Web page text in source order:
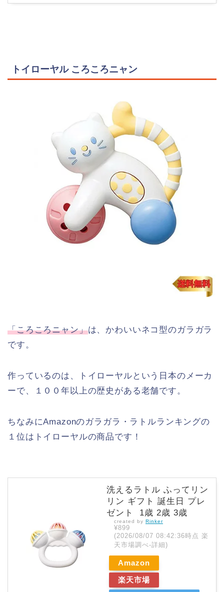
トイローヤル ころころニャン
「ころころニャン」は、かわいいネコ型のガラガラ
です。
作っているのは、トイローヤルという日本のメーカ
ーで、１００年以上の歴史がある老舗です。
ちなみにAmazonのガラガラ・ラトルランキングの
１位はトイローヤルの商品です！
洗えるラトル ふってリン
リン ギフト 誕生日 プレ
ゼント 1歳 2歳 3歳
created by Rinker
¥899
(2026/08/07 08:42:36時点 楽
天市場調べ-詳細)
Amazon
楽天市場